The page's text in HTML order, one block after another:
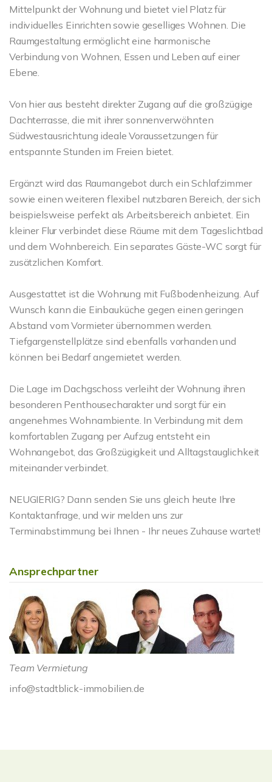
Mittelpunkt der Wohnung und bietet viel Platz für
individuelles Einrichten sowie geselliges Wohnen. Die
Raumgestaltung ermöglicht eine harmonische
Verbindung von Wohnen, Essen und Leben auf einer
Ebene.
Von hier aus besteht direkter Zugang auf die großzügige
Dachterrasse, die mit ihrer sonnenverwöhnten
Südwestausrichtung ideale Voraussetzungen für
entspannte Stunden im Freien bietet.
Ergänzt wird das Raumangebot durch ein Schlafzimmer
sowie einen weiteren flexibel nutzbaren Bereich, der sich
beispielsweise perfekt als Arbeitsbereich anbietet. Ein
kleiner Flur verbindet diese Räume mit dem Tageslichtbad
und dem Wohnbereich. Ein separates Gäste-WC sorgt für
zusätzlichen Komfort.
Ausgestattet ist die Wohnung mit Fußbodenheizung. Auf
Wunsch kann die Einbauküche gegen einen geringen
Abstand vom Vormieter übernommen werden.
Tiefgargenstellplätze sind ebenfalls vorhanden und
können bei Bedarf angemietet werden.
Die Lage im Dachgschoss verleiht der Wohnung ihren
besonderen Penthousecharakter und sorgt für ein
angenehmes Wohnambiente. In Verbindung mit dem
komfortablen Zugang per Aufzug entsteht ein
Wohnangebot, das Großzügigkeit und Alltagstauglichkeit
miteinander verbindet.
NEUGIERIG? Dann senden Sie uns gleich heute Ihre
Kontaktanfrage, und wir melden uns zur
Terminabstimmung bei Ihnen - Ihr neues Zuhause wartet!
Ansprechpartner
Team Vermietung
info@stadtblick-immobilien.de